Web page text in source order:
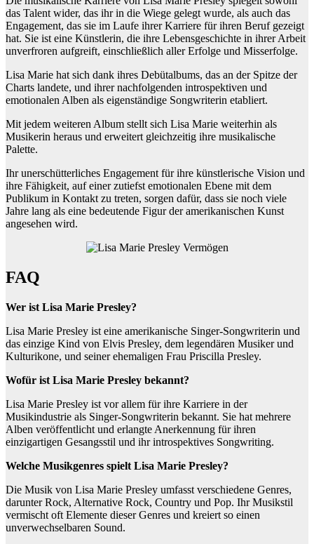
das Talent wider, das ihr in die Wiege gelegt wurde, als auch das
Engagement, das sie im Laufe ihrer Karriere für ihren Beruf gezeigt
hat. Sie ist eine Künstlerin, die ihre Lebensgeschichte in ihrer Arbeit
unverfroren aufgreift, einschließlich aller Erfolge und Misserfolge.
Lisa Marie hat sich dank ihres Debütalbums, das an der Spitze der
Charts landete, und ihrer nachfolgenden introspektiven und
emotionalen Alben als eigenständige Songwriterin etabliert.
Mit jedem weiteren Album stellt sich Lisa Marie weiterhin als
Musikerin heraus und erweitert gleichzeitig ihre musikalische
Palette.
Ihr unerschütterliches Engagement für ihre künstlerische Vision und
ihre Fähigkeit, auf einer zutiefst emotionalen Ebene mit dem
Publikum in Kontakt zu treten, sorgen dafür, dass sie noch viele
Jahre lang als eine bedeutende Figur der amerikanischen Kunst
angesehen wird.
FAQ
Wer ist Lisa Marie Presley?
Lisa Marie Presley ist eine amerikanische Singer-Songwriterin und
das einzige Kind von Elvis Presley, dem legendären Musiker und
Kulturikone, und seiner ehemaligen Frau Priscilla Presley.
Wofür ist Lisa Marie Presley bekannt?
Lisa Marie Presley ist vor allem für ihre Karriere in der
Musikindustrie als Singer-Songwriterin bekannt. Sie hat mehrere
Alben veröffentlicht und erlangte Anerkennung für ihren
einzigartigen Gesangsstil und ihr introspektives Songwriting.
Welche Musikgenres spielt Lisa Marie Presley?
Die Musik von Lisa Marie Presley umfasst verschiedene Genres,
darunter Rock, Alternative Rock, Country und Pop. Ihr Musikstil
vermischt oft Elemente dieser Genres und kreiert so einen
unverwechselbaren Sound.